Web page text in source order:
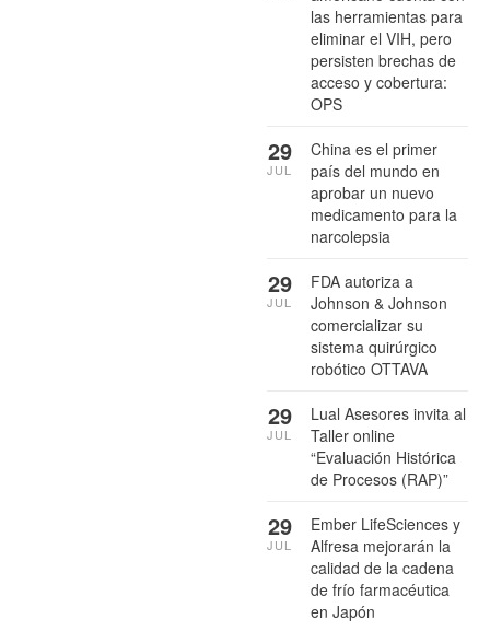
las herramientas para
eliminar el VIH, pero
persisten brechas de
acceso y cobertura:
OPS
China es el primer
país del mundo en
aprobar un nuevo
medicamento para la
narcolepsia
29
JUL
FDA autoriza a
Johnson & Johnson
comercializar su
sistema quirúrgico
robótico OTTAVA
29
JUL
Lual Asesores invita al
Taller online
“Evaluación Histórica
de Procesos (RAP)”
29
JUL
Ember LifeSciences y
Alfresa mejorarán la
calidad de la cadena
de frío farmacéutica
en Japón
29
JUL